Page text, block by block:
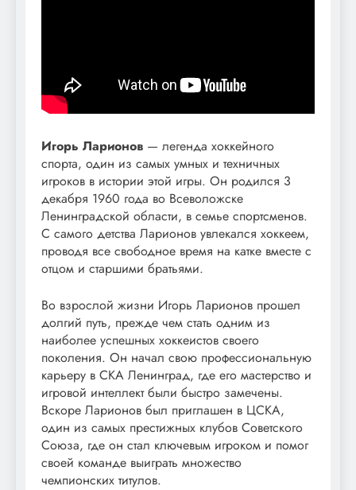
Игорь Ларионов — легенда хоккейного
спорта, один из самых умных и техничных
игроков в истории этой игры. Он родился 3
декабря 1960 года во Всеволожске
Ленинградской области, в семье спортсменов.
С самого детства Ларионов увлекался хоккеем,
проводя все свободное время на катке вместе с
отцом и старшими братьями.
Во взрослой жизни Игорь Ларионов прошел
долгий путь, прежде чем стать одним из
наиболее успешных хоккеистов своего
поколения. Он начал свою профессиональную
карьеру в СКА Ленинград, где его мастерство и
игровой интеллект были быстро замечены.
Вскоре Ларионов был приглашен в ЦСКА,
один из самых престижных клубов Советского
Союза, где он стал ключевым игроком и помог
своей команде выиграть множество
чемпионских титулов.